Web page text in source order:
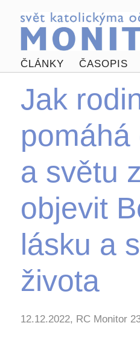
ČLÁNKY ČASOPIS
Jak
pomáhá
a světu
objevit
lásku a
života
12.12.2022, RC Monitor